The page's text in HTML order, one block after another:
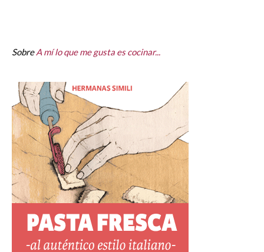
SobreA mí lo que me gusta es cocinar...